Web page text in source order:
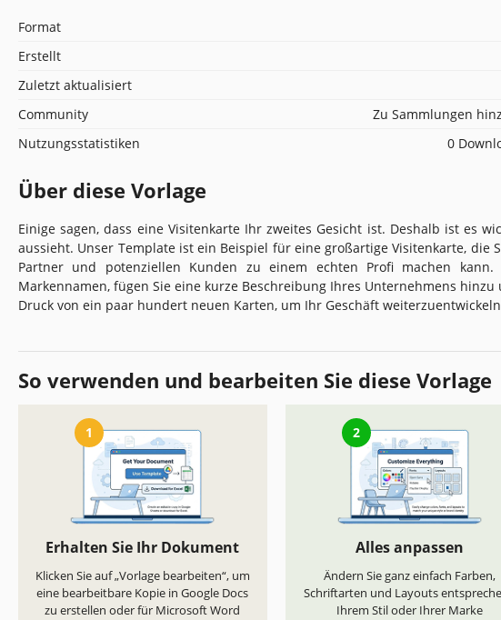
Format
Erstellt
Zuletzt aktualisiert
Community
Zu Sammlungen
Nutzungsstatistiken
0
Über diese Vorlage
Einige sagen, dass eine Visitenkarte Ihr zweites Gesicht ist. Deshalb ist es
aussieht. Unser Template ist ein Beispiel für eine großartige Visitenkarte, die
Partner und potenziellen Kunden zu einem echten Profi machen kann.
Markennamen, fügen Sie eine kurze Beschreibung Ihres Unternehmens hinzu
Druck von ein paar hundert neuen Karten, um Ihr Geschäft
So verwenden und bearbeiten Sie diese Vorlage
1
Erhalten Sie Ihr Dokument
Klicken Sie auf „Vorlage bearbeiten“, um
eine bearbeitbare Kopie in Google Docs
zu erstellen oder für Microsoft Word
2
Alles anpassen
Ändern Sie ganz einfach Farben,
Schriftarten und Layouts
Ihrem Stil oder Ihrer Marke